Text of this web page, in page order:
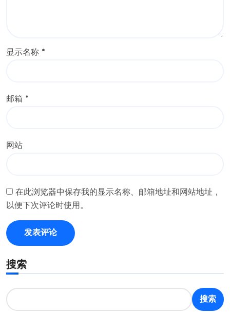
显示名称 *
邮箱 *
网站
在此浏览器中保存我的显示名称、邮箱地址和网站地址，
以便下次评论时使用。
搜索
搜索